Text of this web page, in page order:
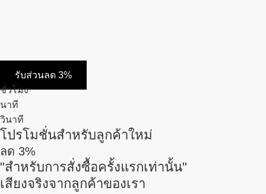
รับส่วนลด 3%
ชั่วโมง
นาที
วินาที
โปรโมชั่นสำหรับลูกค้าใหม่
ลด 3%
"สำหรับการสั่งซื้อครั้งแรกเท่านั้น"
เสียงจริงจากลูกค้าของเรา